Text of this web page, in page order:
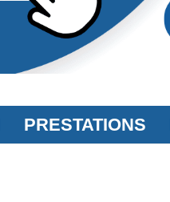
PRESTATIONS